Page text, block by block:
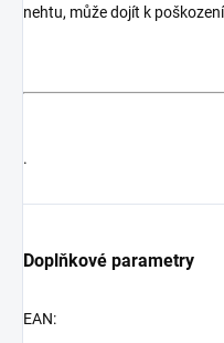
nehtu, může dojít k
.
Doplňkové parametry
EAN: